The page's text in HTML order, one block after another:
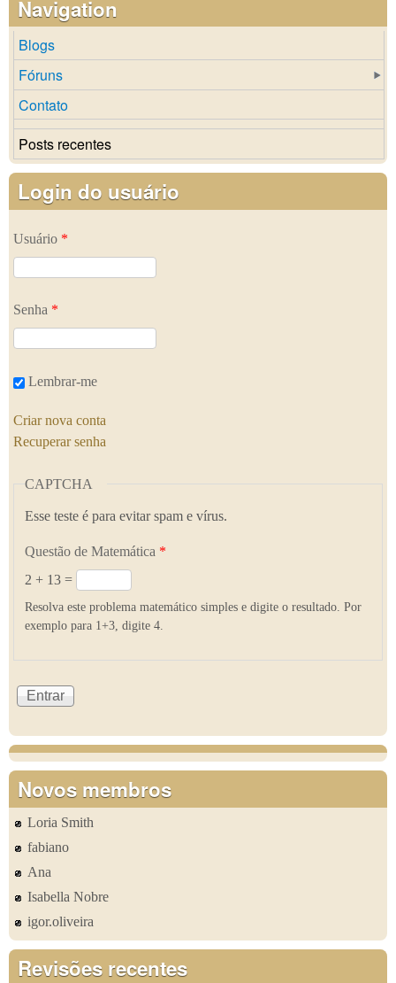
Navigation
Blogs
Fóruns
Contato
Posts recentes
Login do usuário
Usuário *
Senha *
Lembrar-me
Criar nova conta
Recuperar senha
CAPTCHA
Esse teste é para evitar spam e vírus.
Questão de Matemática *
2 + 13 =
Resolva este problema matemático simples e digite o resultado. Por
exemplo para 1+3, digite 4.
Novos membros
Loria Smith
fabiano
Ana
Isabella Nobre
igor.oliveira
Revisões recentes